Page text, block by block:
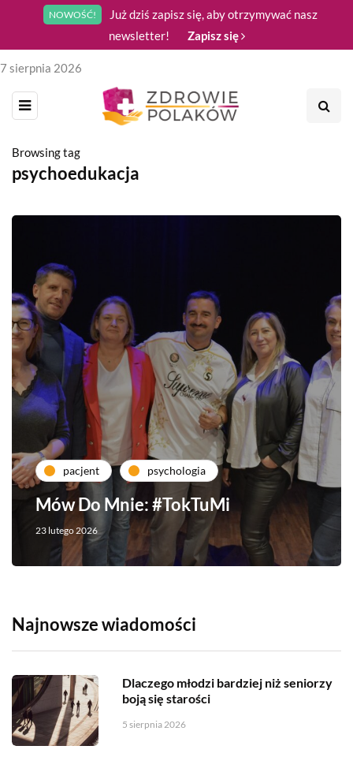
NOWOŚĆ!
Już dziś zapisz się, aby otrzymywać nasz
newsletter!
Zapisz się
7 sierpnia 2026
Browsing tag
psychoedukacja
pacjent psychologia
Mów Do Mnie: #TokTuMi
23 lutego 2026
Najnowsze wiadomości
Dlaczego młodzi bardziej niż seniorzy
boją się starości
5 sierpnia 2026